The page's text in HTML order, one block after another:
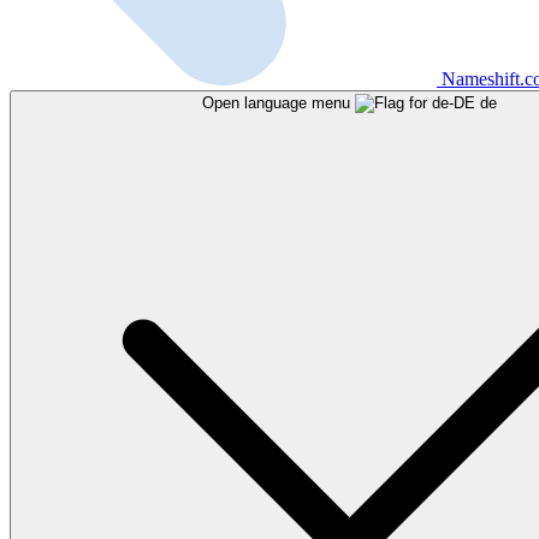
Open language menu de